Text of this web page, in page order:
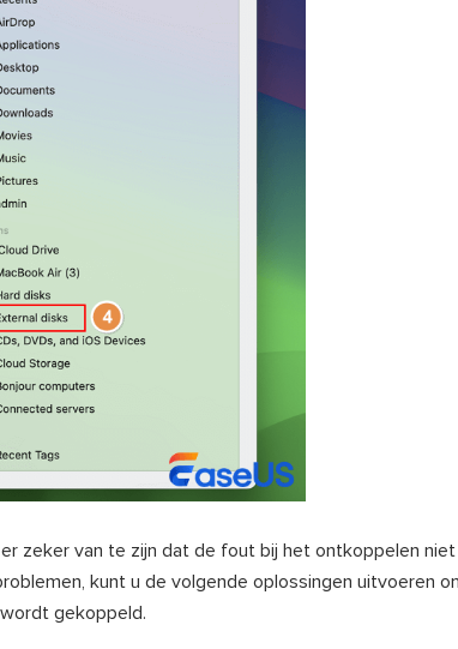
zeker van te zijn dat de fout bij het ontkoppelen
kunt u de volgende oplossingen uitvoeren
gekoppeld.